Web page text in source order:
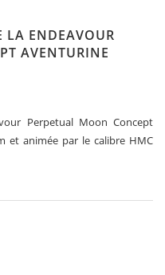
LA ENDEAVOUR
AVENTURINE
Perpetual Moon Concept
et animée par le calibre HMC